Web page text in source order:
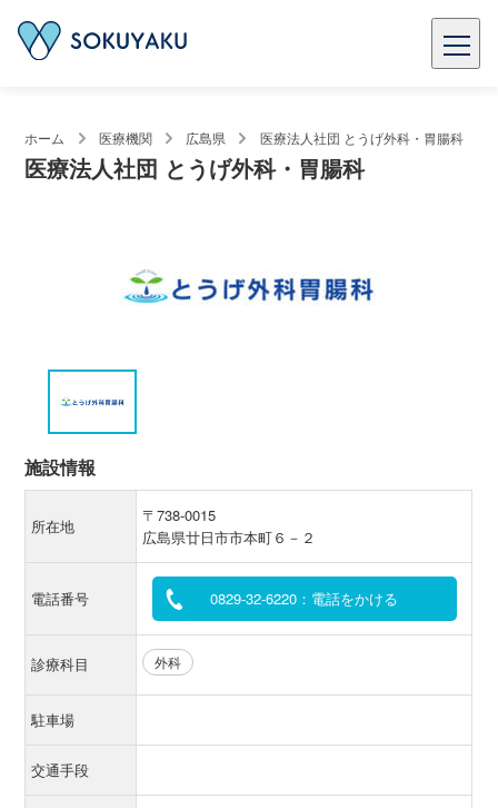
ホーム 医療機関 広島県 医療法人社団 とうげ外科・胃腸科
医療法人社団 とうげ外科・胃腸科
施設情報
所在地
〒738-0015
広島県廿日市市本町６－２
電話番号 0829-32-6220：電話をかける
診療科目 外科
駐車場
交通手段